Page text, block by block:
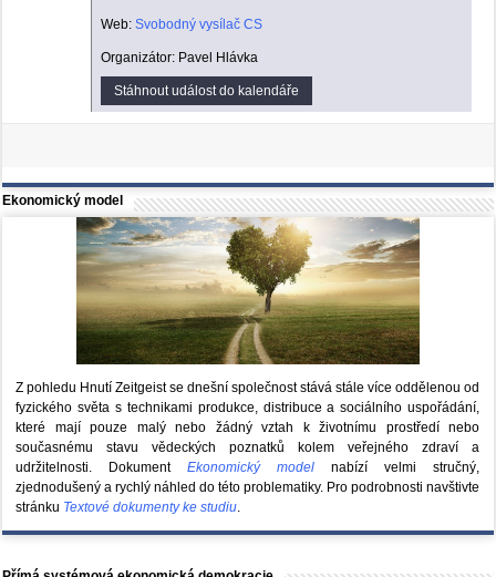
Web:Svobodný vysílač CS
Organizátor: Pavel Hlávka
Stáhnout událost do kalendáře
Ekonomický model
Z pohledu Hnutí Zeitgeist se dnešní společnost stává stále více oddělenou od
fyzického světa s technikami produkce, distribuce a sociálního uspořádání,
které mají pouze malý nebo žádný vztah k životnímu prostředí nebo
současnému stavu vědeckých poznatků kolem veřejného zdraví a
udržitelnosti. DokumentEkonomický model nabízí velmi stručný,
zjednodušený a rychlý náhled do této problematiky. Pro podrobnosti navštivte
stránku Textové dokumenty ke studiu.